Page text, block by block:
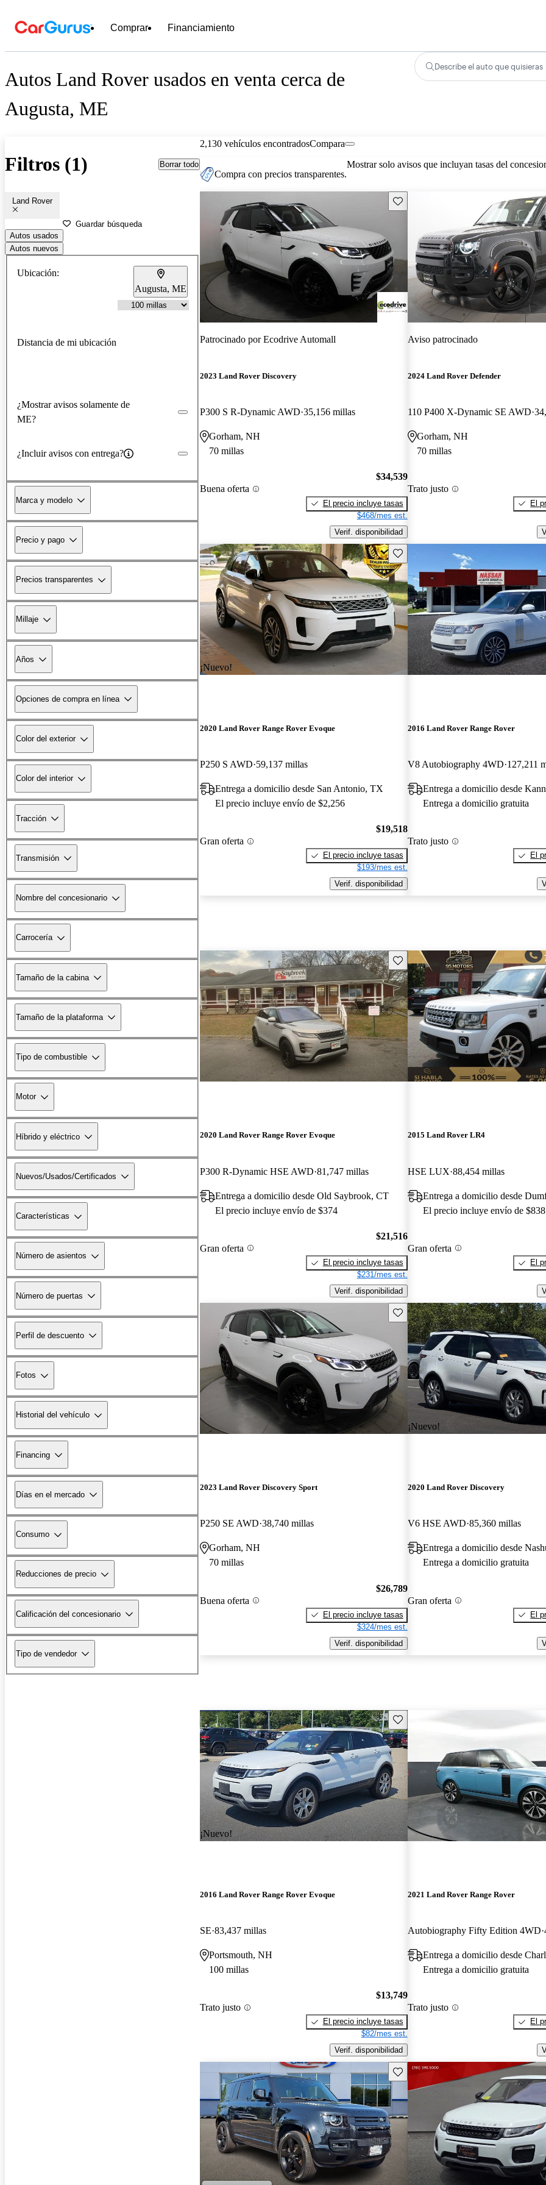
Comprar Financiamiento
Autos Land Rover usados en venta cerca de
Augusta, ME
Describe el auto que quisieras
Filtros (1) Borrar todo
Land Rover
Guardar búsqueda
Autos usados
Autos nuevos
Ubicación:
Augusta, ME
Distancia de mi ubicación
¿Mostrar avisos solamente de
ME?
¿Incluir avisos con entrega?
Marca y modelo
Precio y pago
Precios transparentes
Millaje
Años
Opciones de compra en línea
Color del exterior
Color del interior
Tracción
Transmisión
Nombre del concesionario
Carrocería
Tamaño de la cabina
Tamaño de la plataforma
Tipo de combustible
Motor
Híbrido y eléctrico
Nuevos/Usados/Certificados
Características
Número de asientos
Número de puertas
Perfil de descuento
Fotos
Historial del vehículo
Financing
Días en el mercado
Consumo
Reducciones de precio
Calificación del concesionario
Tipo de vendedor
2,130 vehículos encontradosCompara
Compra con precios transparentes.
Mostrar solo avisos que incluyan tasas del
Guarda este Aviso
Patrocinado porEcodrive Automall
2023 Land Rover Discovery
P300 S R-Dynamic AWD 35,156 millas
Gorham, NH
70 millas
Buena oferta
$34,539
El precio incluye tasas
$468/mes est.
Verif. disponibilidad
Aviso patrocinado
2024 Land Rover Defender
110 P400 X-Dynamic SE AWD
Gorham, NH
70 millas
Trato justo
El
¡Nuevo!
Guarda este Aviso
2020 Land Rover Range Rover Evoque
P250 S AWD 59,137 millas
Entrega a domicilio desde San Antonio, TX
El precio incluye envío de $2,256
Gran oferta
$19,518
El precio incluye tasas
$193/mes est.
Verif. disponibilidad
2016 Land Rover Range Rover
V8 Autobiography 4WD 127,211
Entrega a domicilio desde
Entrega a domicilio gratuita
Trato justo
El
Guarda este Aviso
2020 Land Rover Range Rover Evoque
P300 R-Dynamic HSE AWD 81,747 millas
Entrega a domicilio desde Old Saybrook, CT
El precio incluye envío de $374
Gran oferta
$21,516
El precio incluye tasas
$231/mes est.
Verif. disponibilidad
2015 Land Rover LR4
HSE LUX 88,454 millas
Entrega a domicilio desde
El precio incluye envío de $838
Gran oferta
El
Guarda este Aviso
2023 Land Rover Discovery Sport
P250 SE AWD 38,740 millas
Gorham, NH
70 millas
Buena oferta
$26,789
El precio incluye tasas
$324/mes est.
Verif. disponibilidad
¡Nuevo!
2020 Land Rover Discovery
V6 HSE AWD 85,360 millas
Entrega a domicilio desde
Entrega a domicilio gratuita
Gran oferta
El
¡Nuevo!
Guarda este Aviso
2016 Land Rover Range Rover Evoque
SE 83,437 millas
Portsmouth, NH
100 millas
Trato justo
$13,749
El precio incluye tasas
$82/mes est.
Verif. disponibilidad
2021 Land Rover Range Rover
Autobiography Fifty Edition 4WD
Entrega a domicilio desde
Entrega a domicilio gratuita
Trato justo
El
Guarda este Aviso